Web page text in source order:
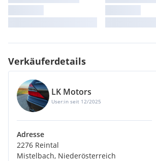
Verkäuferdetails
LK Motors
User:in seit 12/2025
Adresse
2276 Reintal
Mistelbach, Niederösterreich